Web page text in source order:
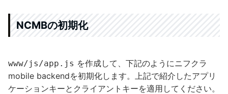
NCMBの初期化
www/js/app.js を作成して、下記のようにニフクラ
mobile backendを初期化します。上記で紹介したアプリ
ケーションキーとクライアントキーを適用してください。